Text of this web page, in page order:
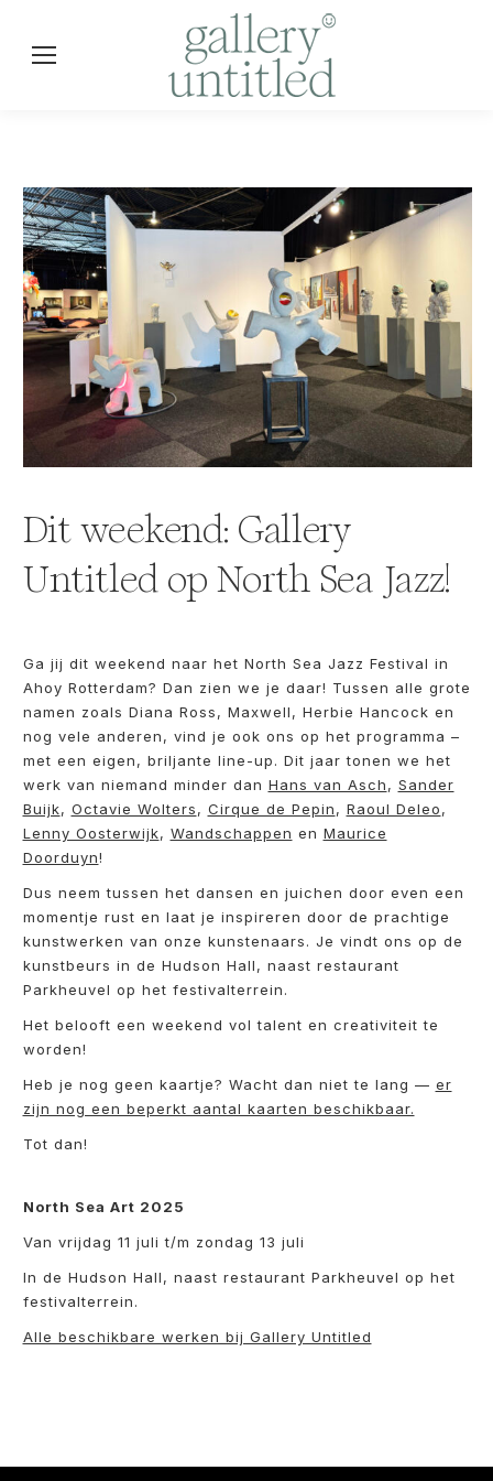
Dit weekend: Gallery
Untitled op North Sea Jazz!
Ga jij dit weekend naar het North Sea Jazz Festival in
Ahoy Rotterdam? Dan zien we je daar! Tussen alle grote
namen zoals Diana Ross, Maxwell, Herbie Hancock en
nog vele anderen, vind je ook ons op het programma –
met een eigen, briljante line-up. Dit jaar tonen we het
werk van niemand minder dan Hans van Asch, Sander
Buijk, Octavie Wolters, Cirque de Pepin, Raoul Deleo,
Lenny Oosterwijk, Wandschappen en Maurice
Doorduyn!
Dus neem tussen het dansen en juichen door even een
momentje rust en laat je inspireren door de prachtige
kunstwerken van onze kunstenaars. Je vindt ons op de
kunstbeurs in de Hudson Hall, naast restaurant
Parkheuvel op het festivalterrein.
Het belooft een weekend vol talent en creativiteit te
worden!
Heb je nog geen kaartje? Wacht dan niet te lang — er
zijn nog een beperkt aantal kaarten beschikbaar.
Tot dan!
North Sea Art 2025
Van vrijdag 11 juli t/m zondag 13 juli
In de Hudson Hall, naast restaurant Parkheuvel op het
festivalterrein.
Alle beschikbare werken bij Gallery Untitled